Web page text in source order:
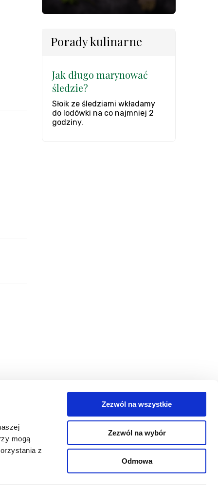
mogą
z
Zezwól na wszystkie
Zezwól na wybór
Odmowa
Porady kulinarne
Jak długo marynować
śledzie?
Słoik ze śledziami wkładamy
do lodówki na co najmniej 2
godziny.
się